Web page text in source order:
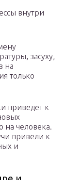
внутри
засуху,
на
только
приведет к
на человека.
привели к
и